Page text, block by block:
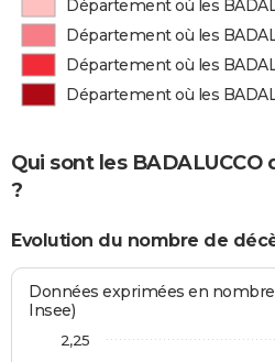
Département où les
Département où les
Département où les
Département où les
Qui sont les
?
Evolution du nombre de
Données exprimées en nombre
Insee)
2,25